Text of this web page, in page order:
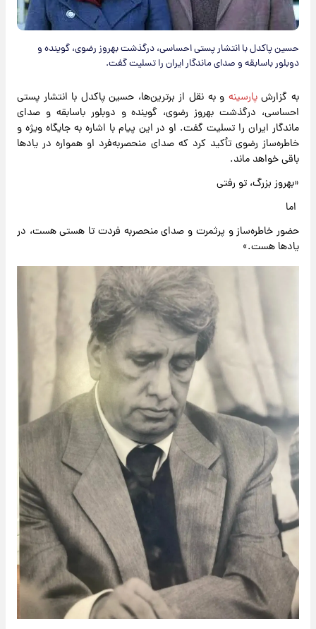
حسین پاکدل با انتشار پستی احساسی، درگذشت بهروز رضوی، گوینده و
دوبلور باسابقه و صدای ماندگار ایران را تسلیت گفت.
به گزارشپارسینه و به نقل از برترین‌ها، حسین پاکدل با انتشار پستی
احساسی، درگذشت بهروز رضوی، گوینده و دوبلور باسابقه و صدای
ماندگار ایران را تسلیت گفت. او در این پیام با اشاره به جایگاه ویژه و
خاطره‌ساز رضوی تأکید کرد که صدای منحصربه‌فرد او همواره در یادها
باقی خواهد ماند.
«بهروز بزرگ، تو رفتی
اما
حضور خاطره‌ساز و پرثمرت و صدای منحصربه فردت تا هستی هست، در
یادها هست.»